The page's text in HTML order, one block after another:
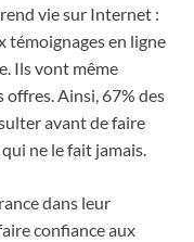
vie sur Internet :
témoignages en ligne
Ils vont même
offres. Ainsi, 67% des
avant de faire
ne le fait jamais.
dans leur
confiance aux